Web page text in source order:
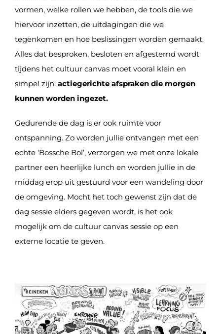
vormen, welke rollen we hebben, de tools die we
hiervoor inzetten, de uitdagingen die we
tegenkomen en hoe beslissingen worden gemaakt.
Alles dat besproken, besloten en afgestemd wordt
tijdens het cultuur canvas moet vooral klein en
simpel zijn: actiegerichte afspraken die morgen
kunnen worden ingezet.
Gedurende de dag is er ook ruimte voor
ontspanning. Zo worden jullie ontvangen met een
echte ‘Bossche Bol’, verzorgen we met onze lokale
partner een heerlijke lunch en worden jullie in de
middag erop uit gestuurd voor een wandeling door
de omgeving. Mocht het toch gewenst zijn dat de
dag sessie elders gegeven wordt, is het ook
mogelijk om de cultuur canvas sessie op een
externe locatie te geven.